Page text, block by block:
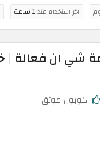
اخر استخدام منذ1 ساعة
كوبون موثق